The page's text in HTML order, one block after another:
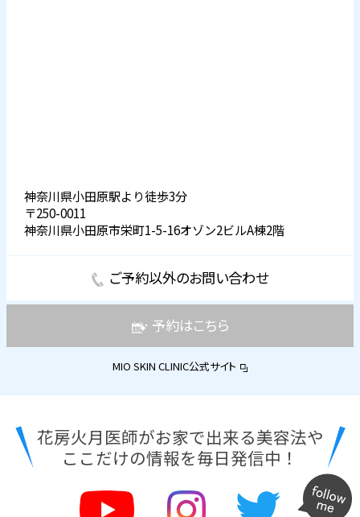
神奈川県小田原駅より徒歩3分
〒250-0011
神奈川県小田原市栄町1-5-16オゾン2ビルA棟2階
ご予約以外のお問い合わせ
予約はこちら
MIO SKIN CLINIC公式サイト
花房火月医師がお家で出来る美容法や
ここだけの情報を毎日発信中！